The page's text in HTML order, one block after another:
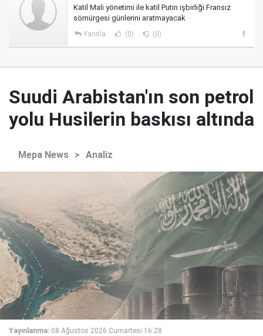
Katil Mali yönetimi ile katil Putin işbirliği Fransız
sömürgesi günlerini aratmayacak
Yanıtla (0) (0)
Suudi Arabistan'ın son petrol
yolu Husilerin baskısı altında
Mepa News > Analiz
Yayınlanma: 08 Ağustos 2026 Cumartesi 16:28